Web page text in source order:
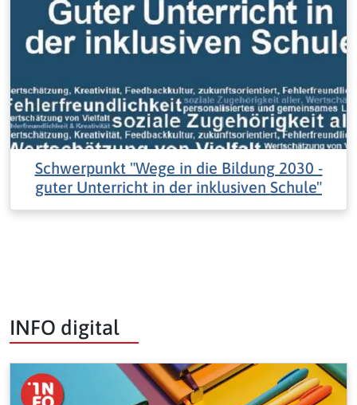
Schwerpunkt "Wege in die Bildung 2030 -
guter Unterricht in der inklusiven Schule"
INFO digital